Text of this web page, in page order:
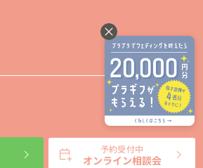
予約受付中
オンライン相談会